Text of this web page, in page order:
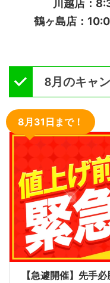
川越店：
鶴ヶ島店：
8月のキャ
8月31日まで！
【急遽開催】先手